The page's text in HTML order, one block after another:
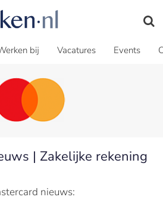
bij Vacatures Events
| Zakelijke rekening
nieuws: